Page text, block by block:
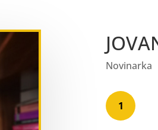
Novinarka
1